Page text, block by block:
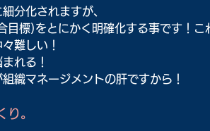
分化されますが、
目標)をとにかく明確化する事です！こ
難しい！
れる！
織マネージメントの肝ですから！
。